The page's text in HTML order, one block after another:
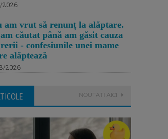
2026
am vrut să renunț la alăptare.
căutat până am găsit cauza
- confesiunile unei mame
alăptează
2026
NOUTATI AICI